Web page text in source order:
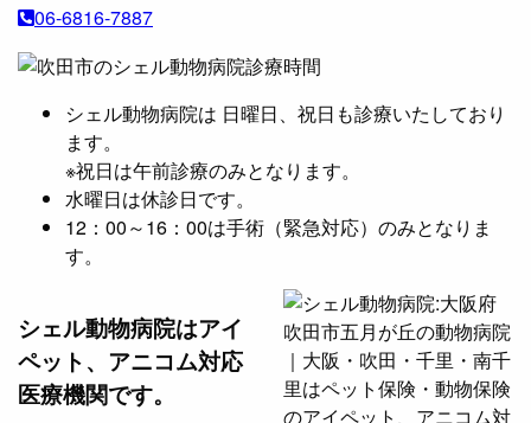
06-6816-7887
シェル動物病院は 日曜日、祝日も診療いたしており
ます。
※祝日は午前診療のみとなります。
水曜日は休診日です。
12：00～16：00は手術（緊急対応）のみとなりま
す。
シェル動物病院はアイ
ペット、アニコム対応
医療機関です。